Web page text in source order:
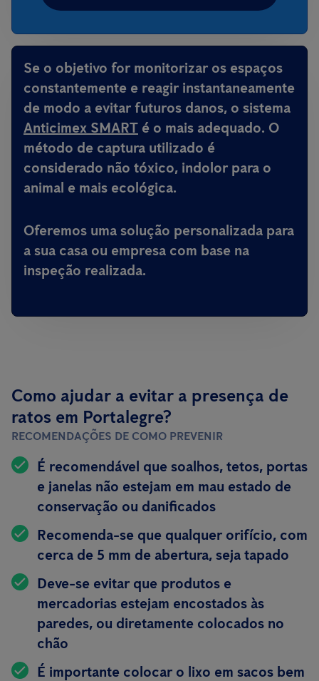
Se o objetivo for monitorizar os espaços
constantemente e reagir instantaneamente
de modo a evitar futuros danos, o sistema
Anticimex SMART é o mais adequado. O
método de captura utilizado é
considerado não tóxico, indolor para o
animal e mais ecológica.
Oferemos uma solução personalizada para
a sua casa ou empresa com base na
inspeção realizada.
Como ajudar a evitar a presença de
ratos em Portalegre?
RECOMENDAÇÕES DE COMO PREVENIR
É recomendável que soalhos, tetos, portas
e janelas não estejam em mau estado de
conservação ou danificados
Recomenda-se que qualquer orifício, com
cerca de 5 mm de abertura, seja tapado
Deve-se evitar que produtos e
mercadorias estejam encostados às
paredes, ou diretamente colocados no
chão
É importante colocar o lixo em sacos bem